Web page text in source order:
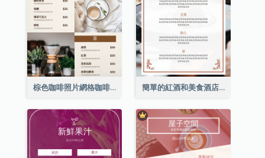
棕色咖啡照片網格咖啡店菜單 簡單的紅酒和美食酒店餐廳菜單